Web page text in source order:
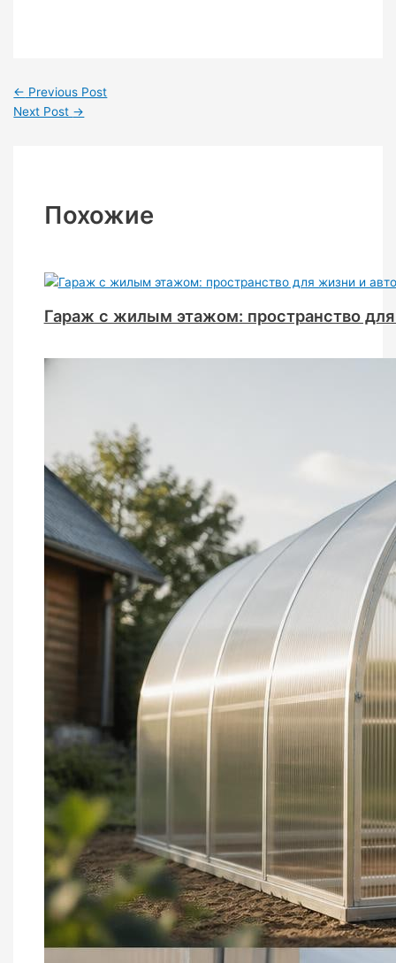
← Previous Post
Next Post →
Похожие
Гараж с жилым этажом: пространство